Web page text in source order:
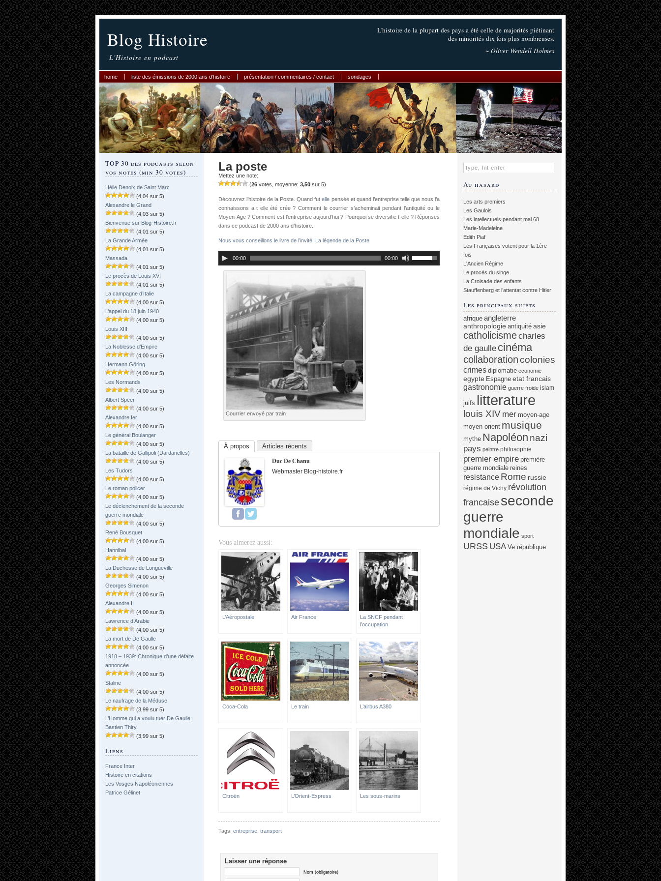
Blog Histoire
L'Histoire en podcast
L'histoire de la plupart des pays a été celle de majorités piétinant
des minorités dix fois plus nombreuses.
~ Oliver Wendell Holmes
home liste des émissions de 2000 ans d’histoire présentation / commentaires / contact sondages
TOP 30 des podcasts selon
vos notes (min 30 votes)
Hélie Denoix de Saint Marc
(4,04 sur 5)
Alexandre le Grand
(4,03 sur 5)
Bienvenue sur Blog-Histoire.fr
(4,01 sur 5)
La Grande Armée
(4,01 sur 5)
Massada
(4,01 sur 5)
Le procès de Louis XVI
(4,01 sur 5)
La campagne d’Italie
(4,00 sur 5)
L’appel du 18 juin 1940
(4,00 sur 5)
Louis XIII
(4,00 sur 5)
La Noblesse d’Empire
(4,00 sur 5)
Hermann Göring
(4,00 sur 5)
Les Normands
(4,00 sur 5)
Albert Speer
(4,00 sur 5)
Alexandre Ier
(4,00 sur 5)
Le général Boulanger
(4,00 sur 5)
La bataille de Gallipoli (Dardanelles)
(4,00 sur 5)
Les Tudors
(4,00 sur 5)
Le roman policer
(4,00 sur 5)
Le déclenchement de la seconde
guerre mondiale
(4,00 sur 5)
René Bousquet
(4,00 sur 5)
Hannibal
(4,00 sur 5)
La Duchesse de Longueville
(4,00 sur 5)
Georges Simenon
(4,00 sur 5)
Alexandre II
(4,00 sur 5)
Lawrence d’Arabie
(4,00 sur 5)
La mort de De Gaulle
(4,00 sur 5)
1918 – 1939: Chronique d’une défaite
annoncée
(4,00 sur 5)
Staline
(4,00 sur 5)
Le naufrage de la Méduse
(3,99 sur 5)
L’Homme qui a voulu tuer De Gaulle:
Bastien Thiry
(3,99 sur 5)
Liens
France Inter
Histoire en citations
Les Vosges Napoléoniennes
Patrice Gélinet
La poste
Mettez une note:
(26 votes, moyenne: 3,50 sur 5)
Découvrez l’histoire de la Poste. Quand futelle pensée et quand l’entreprise telle que nous l’a
connaissons a t elle été crée ? Comment le courrier s’acheminait pendant l’antiquité ou le
Moyen-Age ? Comment est l’entreprise aujourd’hui ? Pourquoi se diversifie t elle ? Réponses
dans ce podcast de 2000 ans d’histoire.
Nous vous conseillons le livre de l’invité: La légende de la Poste
00:00 00:00
Courrier envoyé par train
À propos Articles récents
Duc De Chanu
Webmaster Blog-histoire.fr
Vous aimerez aussi:
L’Aéropostale Air France
La SNCF pendant
l’occupation
Coca-Cola Le train L’airbus A380
Citroën L’Orient-Express Les sous-marins
Tags: entreprise transport
Laisser une réponse
Nom (obligatoire)
Au hasard
Les arts premiers
Les Gaulois
Les intellectuels pendant mai 68
Marie-Madeleine
Edith Piaf
Les Françaises votent pour la 1ère
fois
L'Ancien Régime
Le procès du singe
La Croisade des enfants
Stauffenberg et l’attentat contre Hitler
Les principaux sujets
afrique angleterre
anthropologie antiquité asie
catholicismecharles
de gaulle cinéma
collaborationcolonies
crimes diplomatie economie
egypte Espagne etat francais
gastronomie guerre froide islam
juifs litterature
louis XIV mer moyen-age
moyen-orient musique
mythe Napoléon nazi
pays peintre philosophie
premier empire première
guerre mondiale reines
resistance Rome russie
régime de Vichy révolution
francaise seconde
guerre
mondiale sport
URSS USA Ve république